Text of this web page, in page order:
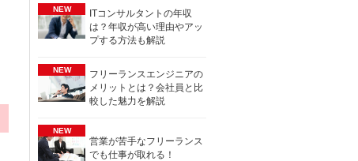
ITコンサルタントの年収
は？年収が高い理由やアッ
プする方法も解説
フリーランスエンジニアの
メリットとは？会社員と比
較した魅力を解説
営業が苦手なフリーランス
でも仕事が取れる！